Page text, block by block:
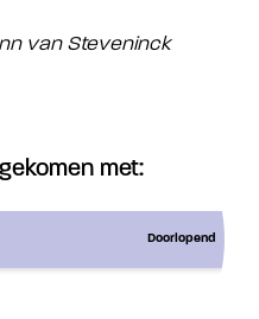
van Steveninck
met:
Doorlopend